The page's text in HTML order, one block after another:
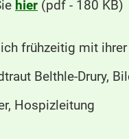
hier (pdf - 180 KB)
frühzeitig mit
Belthle-Drury,
Hospizleitung